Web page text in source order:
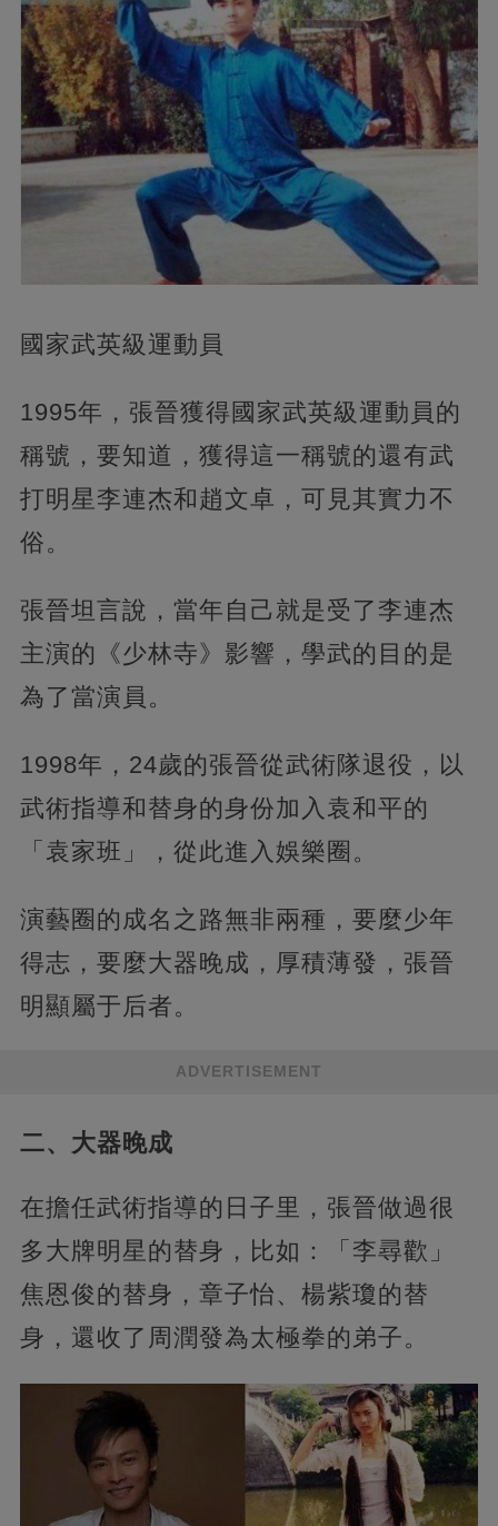
國家武英級運動員
1995年，張晉獲得國家武英級運動員的
稱號，要知道，獲得這一稱號的還有武
打明星李連杰和趙文卓，可見其實力不
俗。
張晉坦言說，當年自己就是受了李連杰
主演的《少林寺》影響，學武的目的是
為了當演員。
1998年，24歲的張晉從武術隊退役，以
武術指導和替身的身份加入袁和平的
「袁家班」，從此進入娛樂圈。
演藝圈的成名之路無非兩種，要麼少年
得志，要麼大器晚成，厚積薄發，張晉
明顯屬于后者。
ADVERTISEMENT
二、大器晚成
在擔任武術指導的日子里，張晉做過很
多大牌明星的替身，比如：「李尋歡」
焦恩俊的替身，章子怡、楊紫瓊的替
身，還收了周潤發為太極拳的弟子。